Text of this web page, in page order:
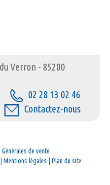
Verron - 85200
02 28 13 02 46
Contactez-nous
de vente
| Mentions légales | Plan du site